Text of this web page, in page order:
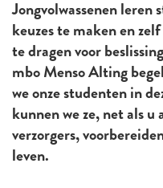
Jongvolwassenen leren
keuzes te maken en
te dragen voor
mbo Menso Alting
we onze studenten in
kunnen we ze, net als u
verzorgers,
leven.